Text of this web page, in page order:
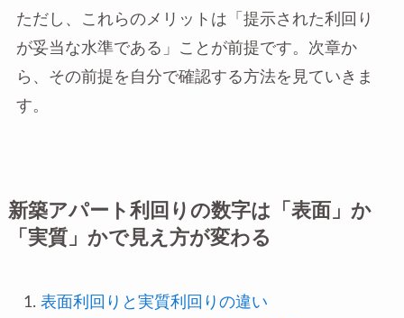
ただし、これらのメリットは「提示された利回り
が妥当な水準である」ことが前提です。次章か
ら、その前提を自分で確認する方法を見ていきま
す。
新築アパート利回りの数字は「表面」か
「実質」かで見え方が変わる
表面利回りと実質利回りの違い